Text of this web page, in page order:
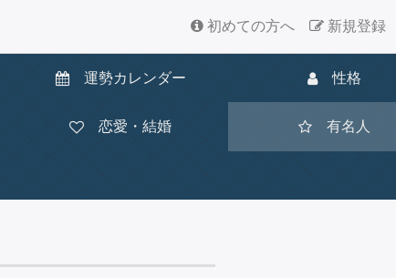
初めての方へ 新規登録
運勢カレンダー 性格
恋愛・結婚 有名人